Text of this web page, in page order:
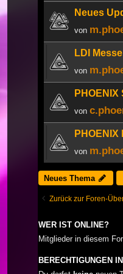
Neues
von
LDI
von
von
PHOENIX
von
Neues Thema
Zurück zur Foren-
WER IST ONLINE?
Mitglieder in diesem
BERECHTIGUNGEN